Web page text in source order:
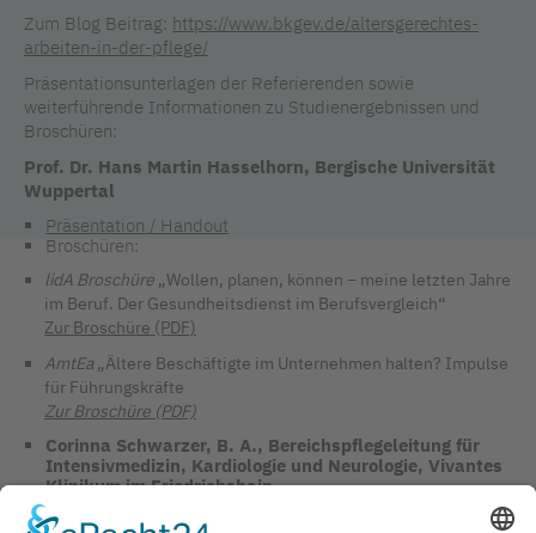
Zum Blog Beitrag: https://www.bkgev.de/altersgerechtes-
arbeiten-in-der-pflege/
Präsentationsunterlagen der Referierenden sowie
weiterführende Informationen zu Studienergebnissen und
Broschüren:
Prof. Dr. Hans Martin Hasselhorn, Bergische Universität
Wuppertal
Präsentation / Handout
Broschüren:
lidA Broschüre „Wollen, planen, können – meine letzten Jahre
im Beruf. Der Gesundheitsdienst im Berufsvergleich“
Zur Broschüre (PDF)
AmtEa„Ältere Beschäftigte im Unternehmen halten? Impulse
für Führungskräfte
Zur Broschüre (PDF)
Corinna Schwarzer, B. A., Bereichspflegeleitung für
Intensivmedizin, Kardiologie und Neurologie, Vivantes
Klinikum im Friedrichshain
Präsentation / Handout